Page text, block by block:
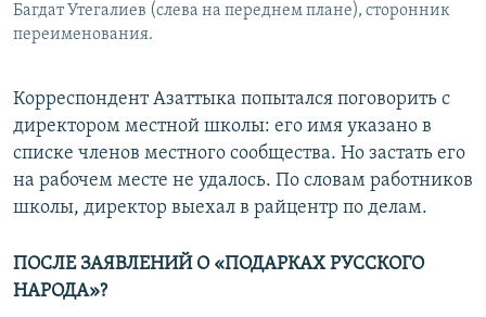
Багдат Утегалиев (слева на переднем плане), сторонник
переименования.
Корреспондент Азаттыка попытался поговорить с
директором местной школы: его имя указано в
списке членов местного сообщества. Но застать его
на рабочем месте не удалось. По словам работников
школы, директор выехал в райцентр по делам.
ПОСЛЕ ЗАЯВЛЕНИЙ О «ПОДАРКАХ РУССКОГО
НАРОДА»?